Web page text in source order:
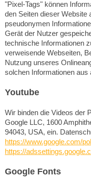
"Pixel-Tags" können
den Seiten dieser Website
pseudonymen
Gerät der Nutzer
technische Informationen
verweisende Webseiten,
Nutzung unseres
solchen Informationen aus
Youtube
Wir binden die Videos der
Google LLC, 1600
94043, USA, ein.
https://www.google.com/
https://
Google Fonts